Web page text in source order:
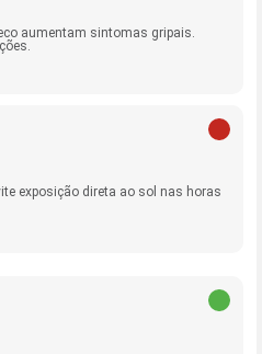
aumentam sintomas gripais.
exposição direta ao sol nas horas